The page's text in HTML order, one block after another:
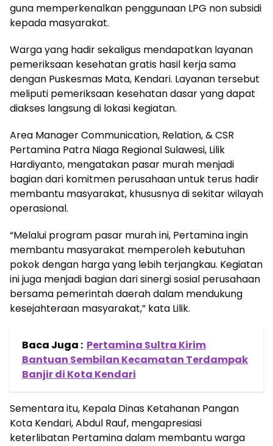
guna memperkenalkan penggunaan LPG non subsidi
kepada masyarakat.
Warga yang hadir sekaligus mendapatkan layanan
pemeriksaan kesehatan gratis hasil kerja sama
dengan Puskesmas Mata, Kendari. Layanan tersebut
meliputi pemeriksaan kesehatan dasar yang dapat
diakses langsung di lokasi kegiatan.
Area Manager Communication, Relation, & CSR
Pertamina Patra Niaga Regional Sulawesi, Lilik
Hardiyanto, mengatakan pasar murah menjadi
bagian dari komitmen perusahaan untuk terus hadir
membantu masyarakat, khususnya di sekitar wilayah
operasional.
“Melalui program pasar murah ini, Pertamina ingin
membantu masyarakat memperoleh kebutuhan
pokok dengan harga yang lebih terjangkau. Kegiatan
ini juga menjadi bagian dari sinergi sosial perusahaan
bersama pemerintah daerah dalam mendukung
kesejahteraan masyarakat,” kata Lilik.
Baca Juga : Pertamina Sultra Kirim
Bantuan Sembilan Kecamatan Terdampak
Banjir di Kota Kendari
Sementara itu, Kepala Dinas Ketahanan Pangan
Kota Kendari, Abdul Rauf, mengapresiasi
keterlibatan Pertamina dalam membantu warga